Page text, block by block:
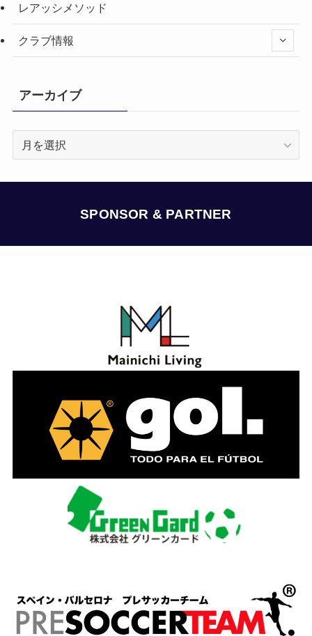
レアッシメソッド
クラブ情報
アーカイブ
SPONSOR & PARTNER